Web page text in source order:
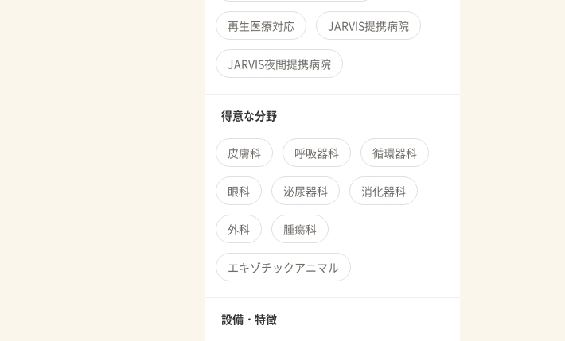
再生医療対応 JARVIS提携病院
JARVIS夜間提携病院
得意な分野
皮膚科 呼吸器科 循環器科
眼科 泌尿器科 消化器科
外科 腫瘍科
エキゾチックアニマル
設備・特徴